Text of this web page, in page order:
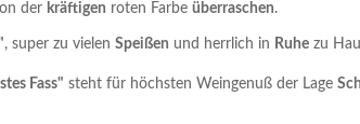
der kräftigen roten Farbe überraschen.
, super zu vielen Speißen und herrlich in Ruhe zu
Fass" steht für höchsten Weingenuß der Lage